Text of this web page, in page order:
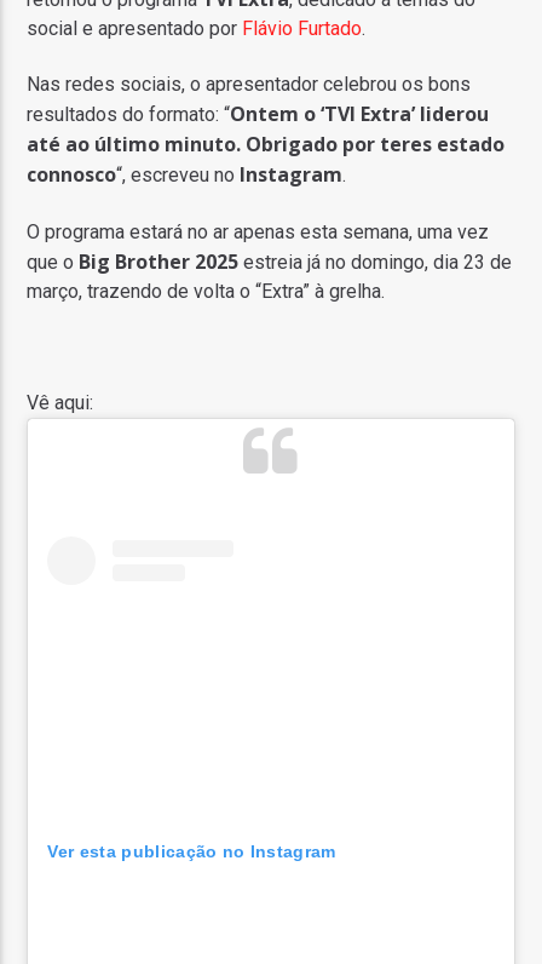
social e apresentado por Flávio Furtado.
Nas redes sociais, o apresentador celebrou os bons
resultados do formato: “Ontem o ‘TVI Extra’ liderou
até ao último minuto. Obrigado por teres estado
connosco“, escreveu no Instagram.
O programa estará no ar apenas esta semana, uma vez
que o Big Brother 2025 estreia já no domingo, dia 23 de
março, trazendo de volta o “Extra” à grelha.
Vê aqui:
Ver esta publicação no Instagram